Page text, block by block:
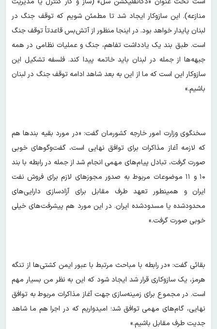
منازعه). این سازوکار ایجاد شد تا مطمئن شویم که توقف جنگ در
لبنان پایدار خواهد بود. در اینجا منظور از آتش‌بس قاعدتاً توقف جنگ
است. طبق بند یک یادداشت تفاهم، جنگ و عملیات نظامی در همه
جبهه‌ها از جمله در لبنان باید خاتمه پیدا کند. فلسفه تشکیل این
سازوکار این است که ما از این به بعد شاهد ادامه توقف جنگ در لبنان
باشیم.»
سخنگوی وزارت امور خارجه کشورمان گفت: «در مورد بقیه بندها هم
که لازمه آغاز مذاکرات برای توافق نهایی است، گفت‌وگوهای خوبی
صورت گرفت، تبادل پیام‌های مهمی انجام شد از جمله در رابطه با بند
۱۰ و ۱۱ موضوعات مربوط به صدور مجوزهای لازم برای فروش نفت
ایران و همینطور تعهد طرف مقابل برای آزادسازی دارایی‌های
محدودشده یا مسدودشده ایران. در این مورد هم پیشرفت‌های خیلی
خوبی صورت گرفت.»
بقائی گفت: «در رابطه با مباحث مرتبط با عبور ایمن کشتی‌ها از تنگه
هرمز، یک سازوکاری قرار شد ایجاد شود که این به نظر من بسیار مهم
است. در مجموع برای زمینه‌سازی جهت آغاز مذاکرات مربوط به توافق
نهایی، گام‌های مهمی توافق شد؛ امیدواریم که در اجرا هم ما شاهد
جدیت طرف مقابل باشیم.»